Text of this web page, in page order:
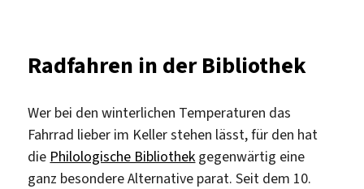
haben
Vorteile
Radfahren in der Bibliothek
Wer bei den winterlichen Temperaturen das
Fahrrad lieber im Keller stehen lässt, für den hat
die Philologische Bibliothek gegenwärtig eine
ganz besondere Alternative parat. Seit dem 10.